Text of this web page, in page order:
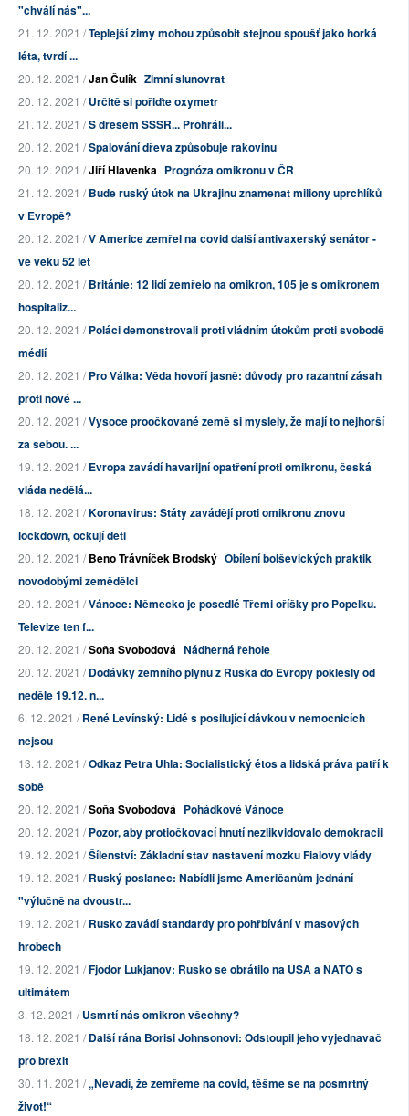
"chválí nás"...
21. 12. 2021 /Teplejší zimy mohou způsobit stejnou spoušť jako horká
léta, tvrdí ...
20. 12. 2021 /Jan Čulík Zimní slunovrat
20. 12. 2021 /Určitě si pořiďte oxymetr
21. 12. 2021 /S dresem SSSR... Prohráli...
20. 12. 2021 /Spalování dřeva způsobuje rakovinu
20. 12. 2021 /Jiří Hlavenka Prognóza omikronu v ČR
21. 12. 2021 /Bude ruský útok na Ukrajinu znamenat miliony uprchlíků
v Evropě?
20. 12. 2021 /V Americe zemřel na covid další antivaxerský senátor -
ve věku 52 let
20. 12. 2021 /Británie: 12 lidí zemřelo na omikron, 105 je s omikronem
hospitaliz...
20. 12. 2021 /Poláci demonstrovali proti vládním útokům proti svobodě
médií
20. 12. 2021 /Pro Válka: Věda hovoří jasně: důvody pro razantní zásah
proti nové ...
20. 12. 2021 /Vysoce proočkované země si myslely, že mají to nejhorší
za sebou. ...
19. 12. 2021 /Evropa zavádí havarijní opatření proti omikronu, česká
vláda nedělá...
18. 12. 2021 /Koronavirus: Státy zavádějí proti omikronu znovu
lockdown, očkují děti
20. 12. 2021 /Beno Trávníček Brodský Obílení bolševických praktik
novodobými zemědělci
20. 12. 2021 /Vánoce: Německo je posedlé Třemi oříšky pro Popelku.
Televize ten f...
20. 12. 2021 /Soňa Svobodová Nádherná řehole
20. 12. 2021 /Dodávky zemního plynu z Ruska do Evropy poklesly od
neděle 19.12. n...
6. 12. 2021 /René Levínský: Lidé s posilující dávkou v nemocnicích
nejsou
13. 12. 2021 /Odkaz Petra Uhla: Socialistický étos a lidská práva patří k
sobě
20. 12. 2021 /Soňa Svobodová Pohádkové Vánoce
20. 12. 2021 /Pozor, aby protiočkovací hnutí nezlikvidovalo demokracii
19. 12. 2021 /Šílenství: Základní stav nastavení mozku Fialovy vlády
19. 12. 2021 /Ruský poslanec: Nabídli jsme Američanům jednání
"výlučně na dvoustr...
19. 12. 2021 /Rusko zavádí standardy pro pohřbívání v masových
hrobech
19. 12. 2021 /Fjodor Lukjanov: Rusko se obrátilo na USA a NATO s
ultimátem
3. 12. 2021 /Usmrtí nás omikron všechny?
18. 12. 2021 /Další rána Borisi Johnsonovi: Odstoupil jeho vyjednavač
pro brexit
30. 11. 2021 /„Nevadí, že zemřeme na covid, těšme se na posmrtný
život!“